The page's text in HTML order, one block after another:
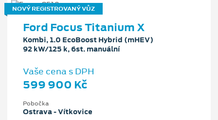
NOVÝ REGISTROVANÝ VŮZ
Ford Focus Titanium X
Kombi, 1.0 EcoBoost Hybrid (mHEV)
92 kW/125 k, 6st. manuální
Vaše cena s DPH
599 900 Kč
Pobočka
Ostrava - Vítkovice